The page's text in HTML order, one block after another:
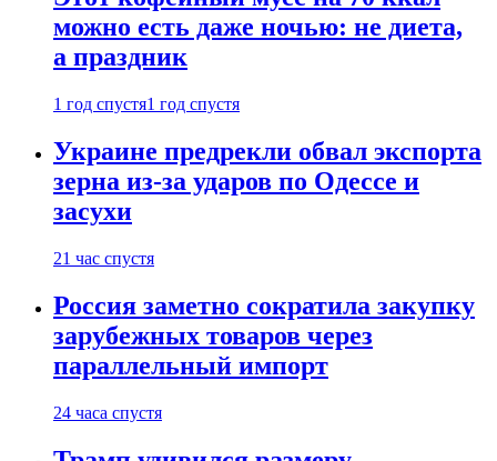
можно есть даже ночью: не диета,
а праздник
1 год спустя1 год спустя
Украине предрекли обвал экспорта
зерна из-за ударов по Одессе и
засухи
21 час спустя
Россия заметно сократила закупку
зарубежных товаров через
параллельный импорт
24 часа спустя